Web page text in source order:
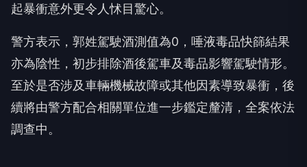
起暴衝意外更令人怵目驚心。
警方表示，郭姓駕駛酒測值為0，唾液毒品快篩結果
亦為陰性，初步排除酒後駕車及毒品影響駕駛情形。
至於是否涉及車輛機械故障或其他因素導致暴衝，後
續將由警方配合相關單位進一步鑑定釐清，全案依法
調查中。